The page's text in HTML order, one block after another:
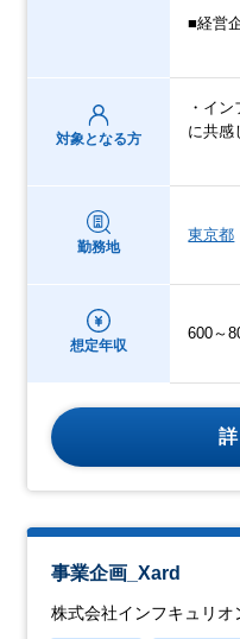
■経営
対象となる方
・イ
に共感
勤務地
東京都
想定年収
600～
事業企画_Xard
株式会社インフキュリオ